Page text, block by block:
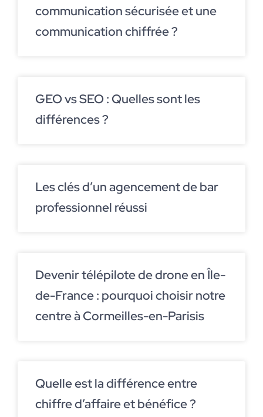
communication sécurisée et une
communication chiffrée ?
GEO vs SEO : Quelles sont les
différences ?
Les clés d’un agencement de bar
professionnel réussi
Devenir télépilote de drone en Île-
de-France : pourquoi choisir notre
centre à Cormeilles-en-Parisis
Quelle est la différence entre
chiffre d’affaire et bénéfice ?